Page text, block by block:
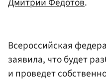
Всероссийская
заявила, что будет
и проведет